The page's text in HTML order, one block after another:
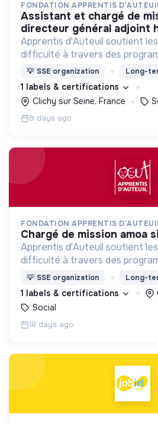
FONDATION APPRENTIS
assistant et chargé de mission auprès du
directeur général adjoint
Apprentis d'Auteuil soutient
difficulté à travers des
d’éducation, de formation et
permettre de devenir des
debout.
💡 SSE organization Long-
1 labels & certifications
Clichy sur Seine, France
9 days ago
FONDATION APPRENTIS
chargé de mission amoa
Apprentis d'Auteuil soutient
difficulté à travers des
d’éducation, de formation et
permettre de devenir des
debout.
💡 SSE organization Long-
1 labels & certifications
Social
18 days ago